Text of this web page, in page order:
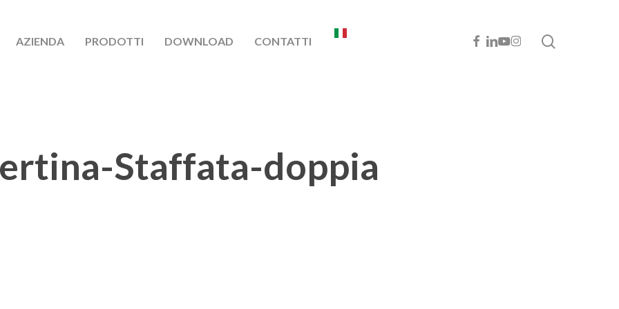
AZIENDA PRODOTTI DOWNLOAD CONTATTI FACEBOOK
LINKEDIN
YOUTUBE
INSTAGRAM
Staffata-doppia